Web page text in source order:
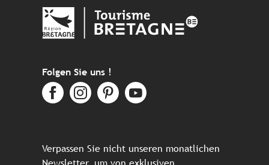
Folgen Sie uns !
Verpassen Sie nicht unseren monatlichen